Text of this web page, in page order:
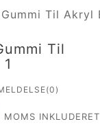
Til
MOMS INKLUDERET